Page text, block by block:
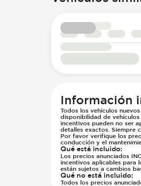
Información
Todos los vehículos
disponibilidad de
incentivos pueden no ser
detalles exactos. Siempre
Por favor verifique los
conducción y el
Qué está incluido:
Los precios anunciados
incentivos aplicables para
están sujetos a cambios
Qué no está incluido:
Todos los precios